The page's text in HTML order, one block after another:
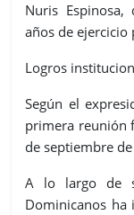
Nuris
años de ejercicio
Logros
Según el
primera reunión
de septiembre
A lo largo de
Dominicanos ha